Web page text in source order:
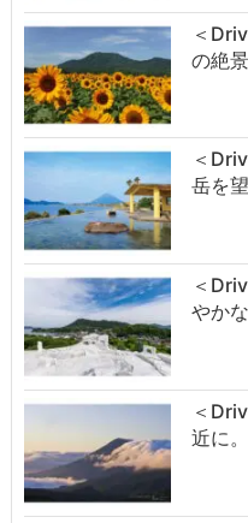
＜
の絶
＜
岳を
＜
やか
＜
近に